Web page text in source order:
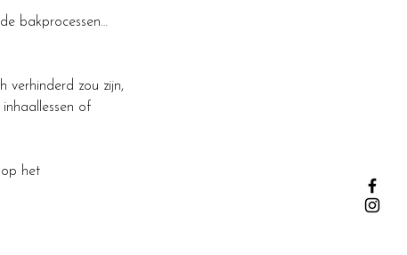
bakprocessen…
verhinderd zou zijn,
of
het